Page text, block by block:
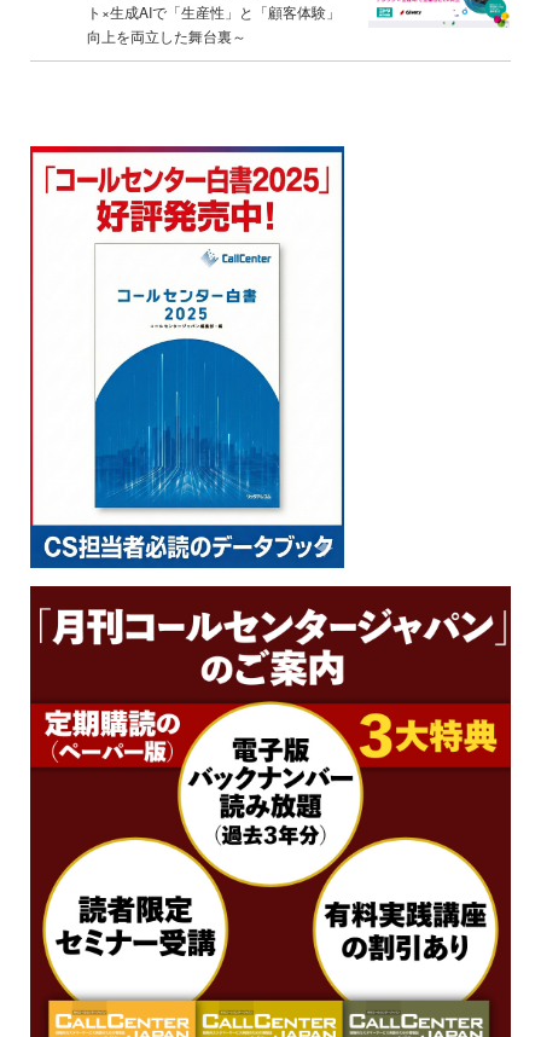
ト×生成AIで「生産性」と「顧客体験」
向上を両立した舞台裏～